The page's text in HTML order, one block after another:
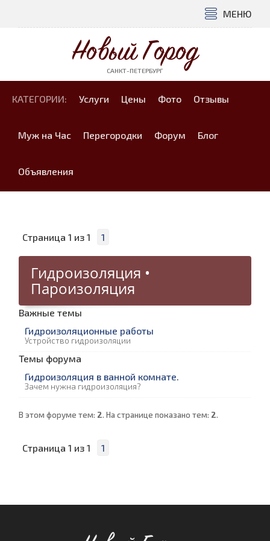
МЕНЮ
Новый Город
САНКТ-ПЕТЕРБУРГ
КАТЕГОРИИ: Услуги Цены Фото Отзывы
Муж на Час Перегородки Форум Блог
Объявления
Страница 1 из 1 1
Гидроизоляция •
Пароизоляция
Важные темы
Гидроизоляционные работы
Устройство гидроизоляции
Темы форума
Гидроизоляция в ванной комнате.
Зачем нужна гидроизоляция?
В этом форуме тем: 2. На странице показано тем: 2.
Страница 1 из 1 1